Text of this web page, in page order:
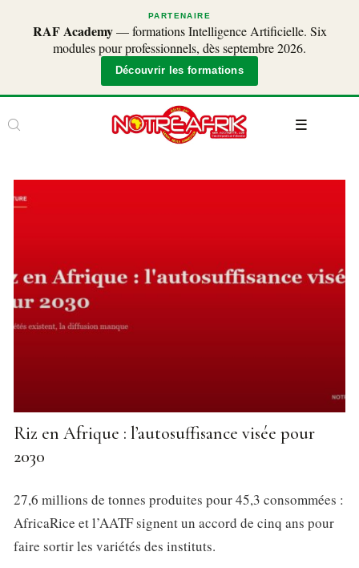
PARTENAIRE
RAF Academy— formations Intelligence Artificielle. Six
modules pour professionnels, dès septembre 2026.
Découvrir les formations
Riz en Afrique : l’autosuffisance visée pour
2030
27,6 millions de tonnes produites pour 45,3 consommées :
AfricaRice et l’AATF signent un accord de cinq ans pour
faire sortir les variétés des instituts.